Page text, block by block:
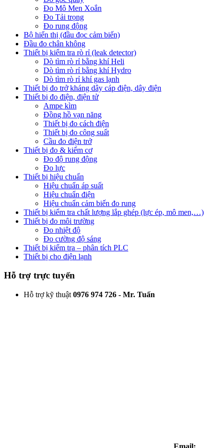
Đo Mô Men Xoắn
Đo Tải trọng
Đo rung động
Bộ hiển thị (đầu đọc cảm biến)
Đầu đo chân không
Thiết bị kiểm tra rò rỉ (leak detector)
Dò tìm rò rỉ bằng khí Heli
Dò tìm rò rỉ bằng khí Hydro
Dò tìm rò rỉ khí gas lạnh
Thiết bị đo trở kháng dây cáp điện, dây điện
Thiết bị đo điện, điện tử
Ampe kìm
Đồng hồ vạn năng
Thiết bị đo cách điện
Thiết bị đo công suất
Cầu đo điện trở
Thiết bị đo & kiểm cơ
Đo độ rung động
Đo lực
Thiết bị hiệu chuẩn
Hiệu chuẩn áp suất
Hiệu chuẩn điện
Hiệu chuẩn cảm biến đo rung
Thiết bị kiểm tra chất lượng lắp ghép (lực ép, mô men,…)
Thiết bị đo môi trường
Đo nhiệt độ
Đo cường độ sáng
Thiết bị kiểm tra – phân tích PLC
Thiết bị cho điện lạnh
Hỗ trợ trực tuyến
Hỗ trợ kỹ thuật 0976 974 726 - Mr. Tuấn